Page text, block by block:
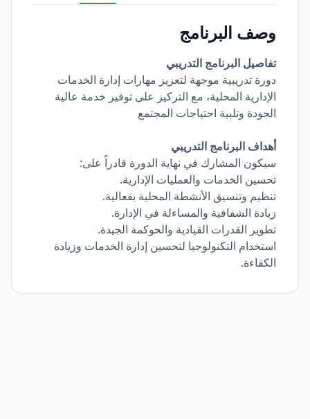
وصف البرنامج
تفاصيل البرنامج التدريبي
دورة تدريبية موجهة لتعزيز مهارات إدارة الخدمات
الإدارية المحلية، مع التركيز على توفير خدمة عالية
الجودة وتلبية احتياجات المجتمع
أهداف البرنامج التدريبي
سيكون المشارك في نهاية الدورة قادراً على:
تحسين الخدمات والعمليات الإدارية.
تنظيم وتنسيق الأنشطة المحلية بفعالية.
زيادة الشفافية والمساءلة في الإدارة.
تطوير القدرات القيادية والحوكمة الجيدة.
استخدام التكنولوجيا لتحسين إدارة الخدمات وزيادة
الكفاءة.